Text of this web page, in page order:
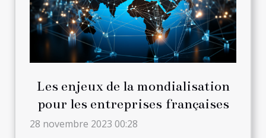
Les enjeux de la mondialisation
pour les entreprises françaises
28 novembre 2023 00:28